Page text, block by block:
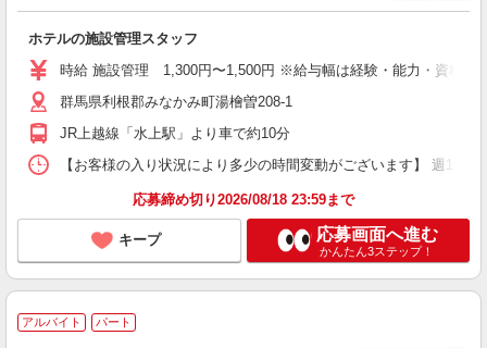
ホテルの施設管理スタッフ
時給 施設管理 1,300円〜1,500円 ※給与幅は経験・能力・資格に
群馬県利根郡みなかみ町湯檜曽208-1
JR上越線「水上駅」より車で約10分
【お客様の入り状況により多少の時間変動がございます】 週1日
応募締め切り2026/08/18 23:59まで
キープ 応募画面へ進む
かんたん3ステップ！
アルバイト パート